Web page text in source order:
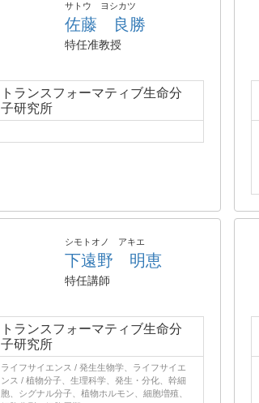
サトウ ヨシカツ
佐藤 良勝
特任准教授
トランスフォーマティブ生命分
子研究所
シモトオノ アキエ
下遠野 明恵
特任講師
トランスフォーマティブ生命分
子研究所
ライフサイエンス / 発生生物学、ライフサイエ
ンス / 植物分子、生理科学、発生・分化、幹細
胞、シグナル分子、植物ホルモン、細胞増殖、